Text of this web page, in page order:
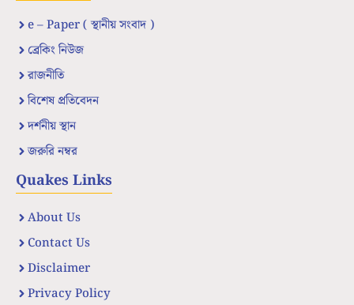
e – Paper ( স্থানীয় সংবাদ )
ব্রেকিং নিউজ
রাজনীতি
বিশেষ প্রতিবেদন
দর্শনীয় স্থান
জরুরি নম্বর
Quakes Links
About Us
Contact Us
Disclaimer
Privacy Policy